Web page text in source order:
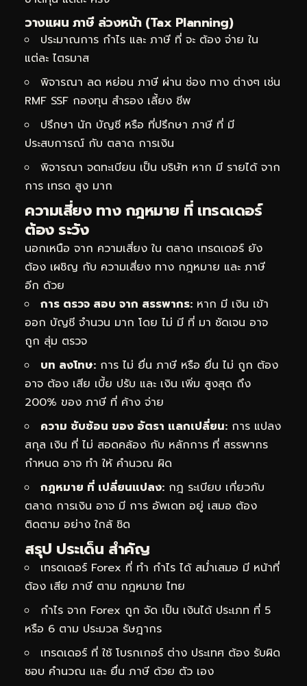
วางแผน ภาษี ล่วงหน้า (Tax Planning)
ประมาณการ กำไร และ ภาษี ที่ จะ ต้อง จ่าย ใน
แต่ละ ไตรมาส
พิจารณา ลด หย่อน ภาษี ผ่าน ช่อง ทาง ต่างๆ เช่น
RMF SSF กองทุน สำรอง เลี้ยง ชีพ
ปรึกษา นัก บัญชี หรือ ที่ปรึกษา ภาษี ที่ มี
ประสบการณ์ กับ ตลาด การเงิน
พิจารณา จดทะเบียน เป็น บริษัท หาก มี รายได้ จาก
การ เทรด สูง มาก
ความเสี่ยง ทาง กฎหมาย ที่ เทรดเดอร์
ต้อง ระวัง
นอกเหนือ จาก ความเสี่ยง ใน ตลาด เทรดเดอร์ ยัง
ต้อง เผชิญ กับ ความเสี่ยง ทาง กฎหมาย และ ภาษี
อีก ด้วย
การ ตรวจ สอบ จาก สรรพากร: หาก มี เงิน เข้า
ออก บัญชี จำนวน มาก โดย ไม่ มี ที่ มา ชัดเจน อาจ
ถูก สุ่ม ตรวจ
บท ลงโทษ: การ ไม่ ยื่น ภาษี หรือ ยื่น ไม่ ถูก ต้อง
อาจ ต้อง เสีย เบี้ย ปรับ และ เงิน เพิ่ม สูงสุด ถึง
200% ของ ภาษี ที่ ค้าง จ่าย
ความ ซับซ้อน ของ อัตรา แลกเปลี่ยน: การ แปลง
สกุล เงิน ที่ ไม่ สอดคล้อง กับ หลักการ ที่ สรรพากร
กำหนด อาจ ทำ ให้ คำนวณ ผิด
กฎหมาย ที่ เปลี่ยนแปลง: กฎ ระเบียบ เกี่ยวกับ
ตลาด การเงิน อาจ มี การ อัพเดท อยู่ เสมอ ต้อง
ติดตาม อย่าง ใกล้ ชิด
สรุป ประเด็น สำคัญ
เทรดเดอร์ Forex ที่ ทำ กำไร ได้ สม่ำเสมอ มี หน้าที่
ต้อง เสีย ภาษี ตาม กฎหมาย ไทย
กำไร จาก Forex ถูก จัด เป็น เงินได้ ประเภท ที่ 5
หรือ 6 ตาม ประมวล รัษฎากร
เทรดเดอร์ ที่ ใช้ โบรกเกอร์ ต่าง ประเทศ ต้อง รับผิด
ชอบ คำนวณ และ ยื่น ภาษี ด้วย ตัว เอง